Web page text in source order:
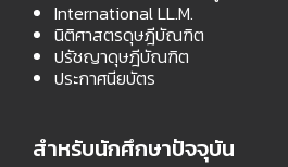
International LL.M.
นิติศาสตรดุษฎีบัณฑิต
ปรัชญาดุษฎีบัณฑิต
ประกาศนียบัตร
สำหรับนักศึกษาปัจจุบัน